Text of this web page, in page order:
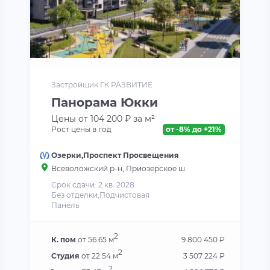
Застройщик ГК РАЗВИТИЕ
Панорама Юкки
Цены от 104 200 ₽ за м²
Рост цены в год от -8% до +21%
Озерки,Проспект Просвещения
Всеволожский р-н, Приозерское ш.
Срок сдачи: 2 кв. 2028
Без отделки,Подчистовая
Панель
К. пом от 56.65 м2
9 800 450 ₽
Студия от 22.54 м2
3 507 224 ₽